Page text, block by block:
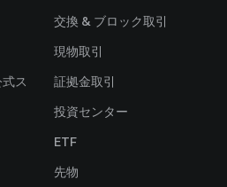
ス
交換 & ブロック取引
現物取引
証拠金取引
投資センター
ETF
先物